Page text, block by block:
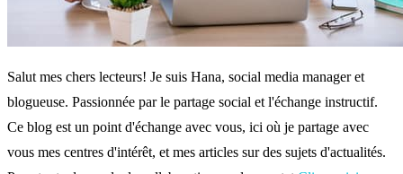
Salut mes chers lecteurs! Je suis Hana, social media manager et
blogueuse. Passionnée par le partage social et l'échange instructif.
Ce blog est un point d'échange avec vous, ici où je partage avec
vous mes centres d'intérêt, et mes articles sur des sujets d'actualités.